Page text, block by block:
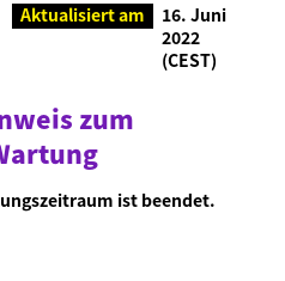
ist Ninjala?
Ninjala?
spielt
Kaugummi
Aktualisiert am
16. Juni
2022
(CEST)
zum
ist beendet.